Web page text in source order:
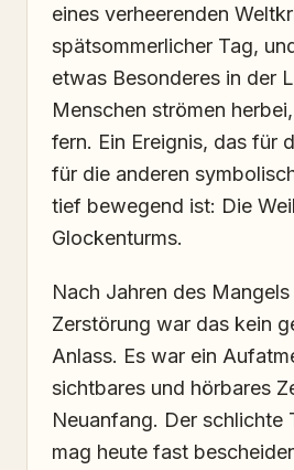
eines verheerenden
spätsommerlicher Tag,
etwas Besonderes in der
Menschen strömen
fern. Ein Ereignis, das für
für die anderen
tief bewegend ist: Die
Glockenturms.
Nach Jahren des
Zerstörung war das kein
Anlass. Es war ein
sichtbares und hörbares
Neuanfang. Der schlichte
mag heute fast